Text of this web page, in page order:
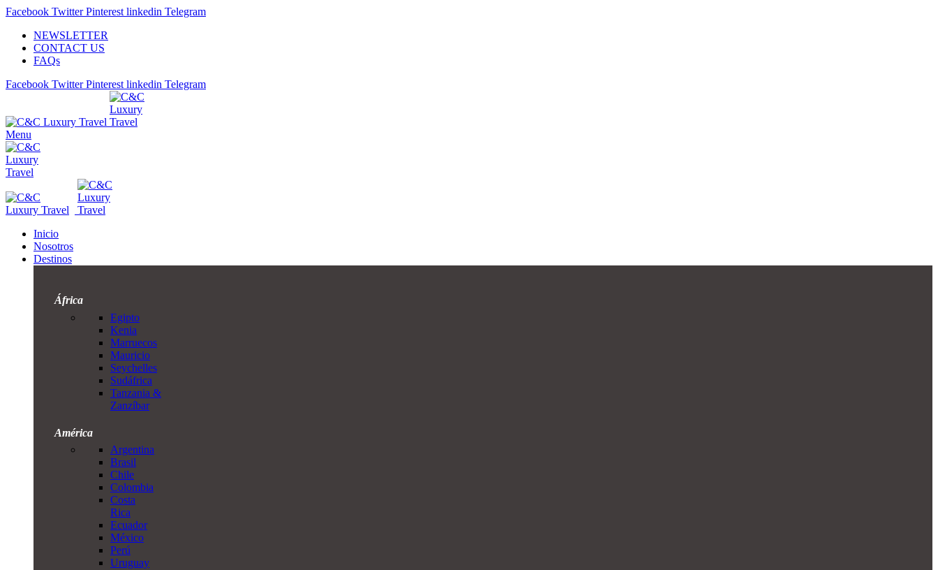
Facebook Twitter Pinterest linkedin Telegram
NEWSLETTER
CONTACT US
FAQs
Facebook Twitter Pinterest linkedin Telegram
Menu
Inicio
Nosotros
Destinos
África
Egipto
Kenia
Marruecos
Mauricio
Seychelles
Sudáfrica
Tanzania &
Zanzíbar
América
Argentina
Brasil
Chile
Colombia
Costa
Rica
Ecuador
México
Perú
Uruguay